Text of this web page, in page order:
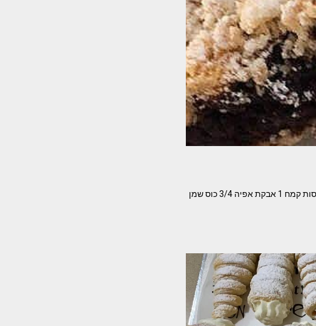
המתכון של אילנה אפינגר עם שינויים קלים שלי ג'ודי פלטי המרכיבים- לבצק: שתים וחצי כוסות קמח 1 אבקת אפיה 3/4 כוס שמן